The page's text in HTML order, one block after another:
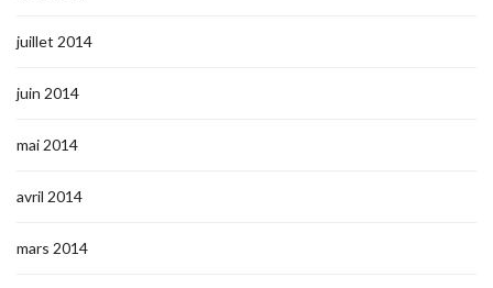
juillet 2014
juin 2014
mai 2014
avril 2014
mars 2014